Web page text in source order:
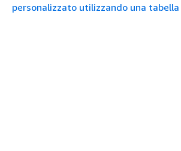
personalizzato utilizzando una tabella